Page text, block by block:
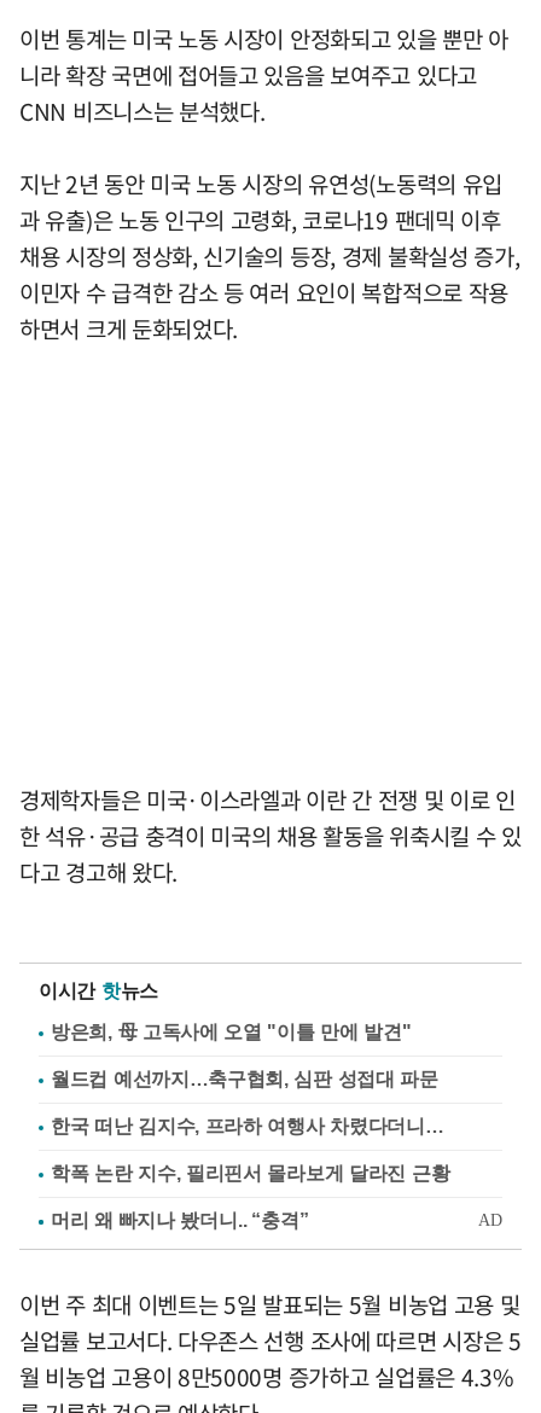
이번 통계는 미국 노동 시장이 안정화되고 있을 뿐만 아
니라 확장 국면에 접어들고 있음을 보여주고 있다고
CNN 비즈니스는 분석했다.
지난 2년 동안 미국 노동 시장의 유연성(노동력의 유입
과 유출)은 노동 인구의 고령화, 코로나19 팬데믹 이후
채용 시장의 정상화, 신기술의 등장, 경제 불확실성 증가,
이민자 수 급격한 감소 등 여러 요인이 복합적으로 작용
하면서 크게 둔화되었다.
경제학자들은 미국·이스라엘과 이란 간 전쟁 및 이로 인
한 석유·공급 충격이 미국의 채용 활동을 위축시킬 수 있
다고 경고해 왔다.
이시간 핫뉴스
방은희, 母 고독사에 오열 "이틀 만에 발견"
월드컵 예선까지…축구협회, 심판 성접대 파문
한국 떠난 김지수, 프라하 여행사 차렸다더니…
학폭 논란 지수, 필리핀서 몰라보게 달라진 근황
이번 주 최대 이벤트는 5일 발표되는 5월 비농업 고용 및
실업률 보고서다. 다우존스 선행 조사에 따르면 시장은 5
월 비농업 고용이 8만5000명 증가하고 실업률은 4.3%